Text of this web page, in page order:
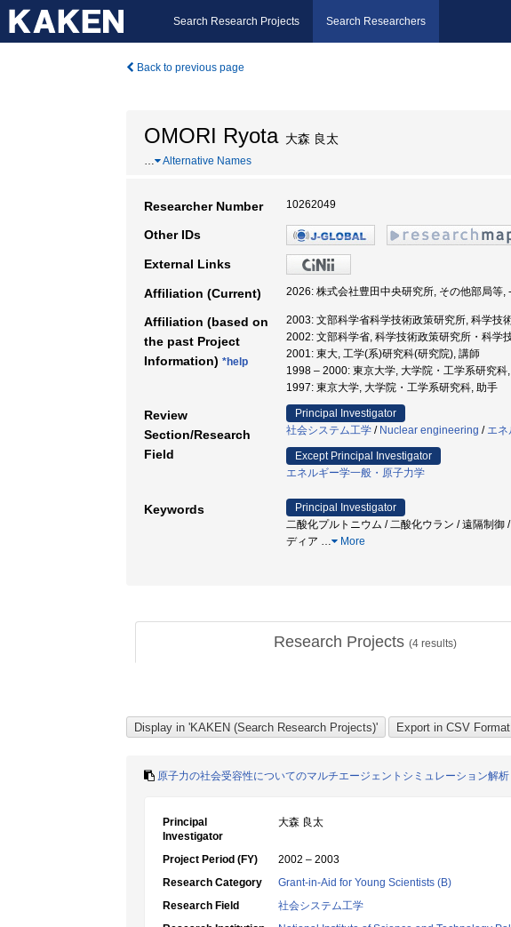
Search Research Projects Search Researchers
Back to previous page
OMORI Ryota大森 良太
… Alternative Names
Researcher Number 10262049
Other IDs
External Links
Affiliation (Current) 2026: 株式会社豊田中央研究所, その他部局等,
Affiliation (based on
the past Project
Information) *help
2003: 文部科学省科学技術政策研究所, 科学技
2002: 文部科学省, 科学技術政策研究所・科学
2001: 東大, 工学(系)研究科(研究院), 講師
1998 – 2000: 東京大学, 大学院・工学系研究科
1997: 東京大学, 大学院・工学系研究科, 助手
Review
Section/Research
Field
Principal Investigator
社会システム工学 / Nuclear engineering / エ
Except Principal Investigator
エネルギー学一般・原子力学
Keywords
Principal Investigator
二酸化プルトニウム / 二酸化ウラン / 遠隔制御
ディア … More
Research Projects (4results)
原子力の社会受容性についてのマルチエージェントシミュレーション解析
Principal
Investigator
大森 良太
Project Period (FY)
2002 – 2003
Research Category
Grant-in-Aid for Young Scientists (B)
Research Field
社会システム工学